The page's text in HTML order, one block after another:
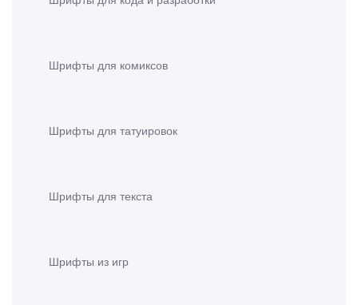
Шрифты для комиксов
Шрифты для татуировок
Шрифты для текста
Шрифты из игр